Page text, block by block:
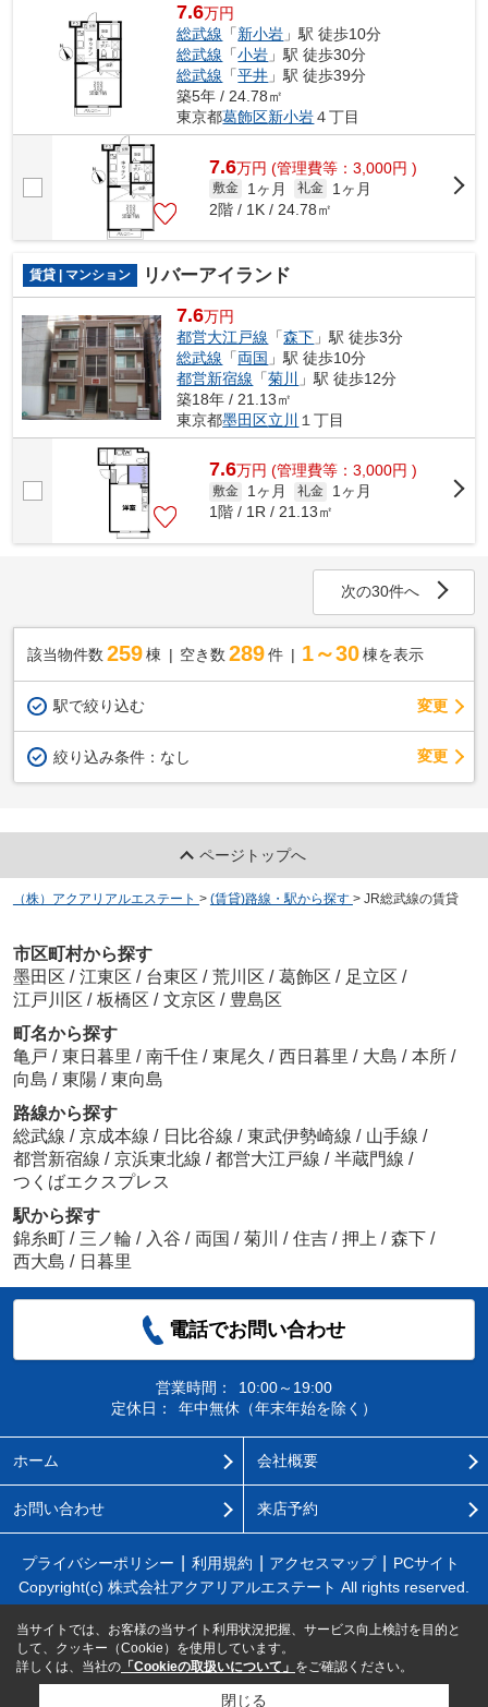
7.6万円
総武線 「新小岩 」駅 徒歩10分
総武線 「小岩 」駅 徒歩30分
総武線 「平井 」駅 徒歩39分
築5年 / 24.78㎡
東京都葛飾区新小岩４丁目
7.6万円 (管理費等：3,000円 )
敷金 1ヶ月 礼金
1ヶ月
2階 / 1K / 24.78㎡
賃貸 | マンション リバーアイランド
7.6万円
都営大江戸線 「森下 」駅 徒歩3分
総武線 「両国 」駅 徒歩10分
都営新宿線 「菊川
」駅 徒歩12分
築18年 / 21.13㎡
東京都墨田区立川 １丁目
7.6万円 (管理費等：3,000円 )
敷金 1ヶ月 礼金
1ヶ月
1階 / 1R / 21.13㎡
次の30件へ
該当物件数 259棟 空き数 289 件 1～30 棟を表示
駅で絞り込む 変更
絞り込み条件： なし 変更
ページトップへ
（株）アクアリアルエステート > (賃貸)路線・駅から探す > JR総武線の賃貸
市区町村から探す
墨田区 / 江東区 / 台東区 / 荒川区 / 葛飾区 / 足立区 /
江戸川区 / 板橋区 / 文京区 / 豊島区
町名から探す
亀戸 / 東日暮里 / 南千住 / 東尾久 / 西日暮里 / 大島 / 本所 /
向島 / 東陽 / 東向島
路線から探す
総武線 / 京成本線 / 日比谷線 / 東武伊勢崎線 / 山手線 /
都営新宿線 / 京浜東北線 / 都営大江戸線 / 半蔵門線 /
つくばエクスプレス
駅から探す
錦糸町 / 三ノ輪 / 入谷 / 両国 / 菊川 / 住吉 / 押上 / 森下 /
西大島 / 日暮里
電話でお問い合わせ
営業時間：
10:00～19:00
定休日：
年中無休（年末年始を除く）
ホーム 会社概要
お問い合わせ 来店予約
プライバシーポリシー 利用規約 アクセスマップ
PCサイト
Copyright(c) 株式会社アクアリアルエステート All rights reserved.
当サイトでは、お客様の当サイト利用状況把握、サービス向上検討を目的と
して、クッキー（Cookie）を使用しています。
詳しくは、当社の 「Cookieの取扱いについて」 をご確認ください。
閉じる